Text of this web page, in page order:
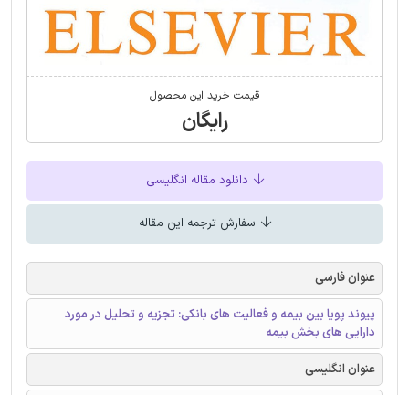
قیمت خرید این محصول
رایگان
دانلود مقاله انگلیسی
سفارش ترجمه این مقاله
عنوان فارسی
پیوند پویا بین بیمه و فعالیت های بانکی: تجزیه و تحلیل در مورد
دارایی های بخش بیمه
عنوان انگلیسی